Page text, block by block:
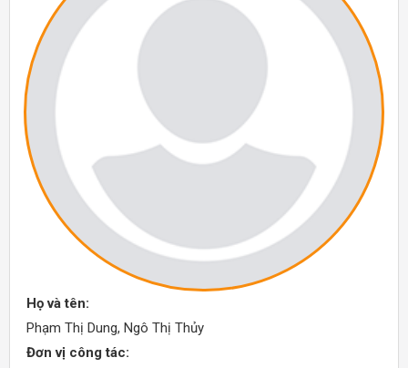
Họ và tên:
Phạm Thị Dung, Ngô Thị Thủy
Đơn vị công tác: